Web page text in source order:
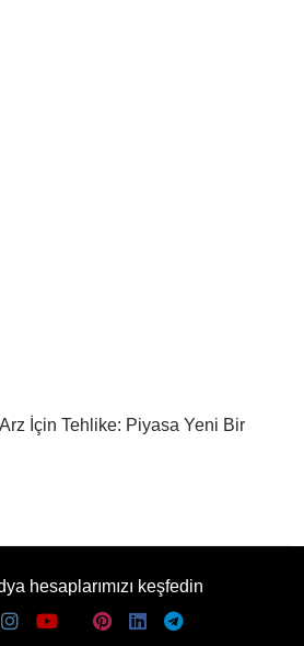
İçin Tehlike: Piyasa Yeni Bir
hesaplarımızı keşfedin